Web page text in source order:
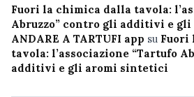
Fuori la chimica dalla tavola:
Abruzzo” contro gli additivi e
ANDARE A TARTUFI app su Fuori
tavola: l’associazione “Tartufo
additivi e gli aromi sintetici